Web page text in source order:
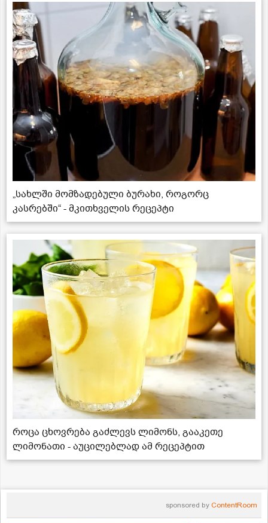
„სახლში მომზადებული ბურახი, როგორც
კასრებში“ - მკითხველის რეცეპტი
როცა ცხოვრება გაძლევს ლიმონს, გააკეთე
ლიმონათი - აუცილებლად ამ რეცეპტით
sponsored by ContentRoom